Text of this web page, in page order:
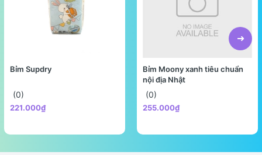
Bỉm Supdry
(0)
221.000₫
Bỉm Moony xanh tiêu chuẩn
nội địa Nhật
(0)
255.000₫